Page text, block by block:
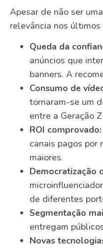
Apesar de não ser
relevância nos
Queda da
anúncios que
banners. A
Consumo de
tornaram-se um
entre a Geração
ROI comprovado:
canais pagos por
maiores.
Democratização
de diferentes
Segmentação
entregam
Novas